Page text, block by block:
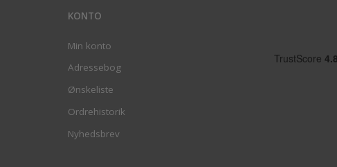
KONTO
Min konto
Adressebog
Ønskeliste
Ordrehistorik
Nyhedsbrev